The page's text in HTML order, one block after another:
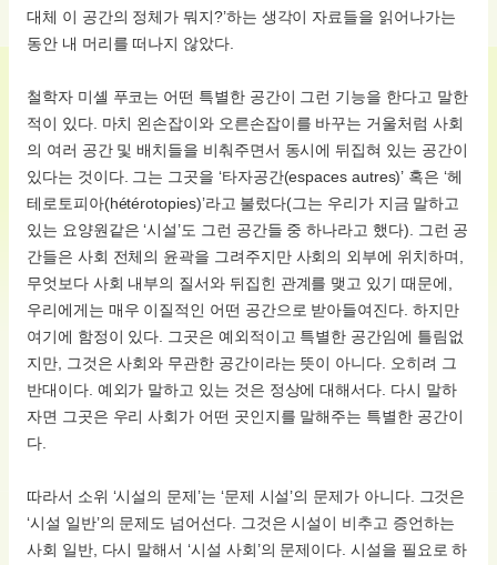
대체 이 공간의 정체가 뭐지?’하는 생각이 자료들을 읽어나가는
동안 내 머리를 떠나지 않았다.
철학자 미셸 푸코는 어떤 특별한 공간이 그런 기능을 한다고 말한
적이 있다. 마치 왼손잡이와 오른손잡이를 바꾸는 거울처럼 사회
의 여러 공간 및 배치들을 비춰주면서 동시에 뒤집혀 있는 공간이
있다는 것이다. 그는 그곳을 ‘타자공간(espaces autres)’ 혹은 ‘헤
테로토피아(hétérotopies)’라고 불렀다(그는 우리가 지금 말하고
있는 요양원같은 ‘시설’도 그런 공간들 중 하나라고 했다). 그런 공
간들은 사회 전체의 윤곽을 그려주지만 사회의 외부에 위치하며,
무엇보다 사회 내부의 질서와 뒤집힌 관계를 맺고 있기 때문에,
우리에게는 매우 이질적인 어떤 공간으로 받아들여진다. 하지만
여기에 함정이 있다. 그곳은 예외적이고 특별한 공간임에 틀림없
지만, 그것은 사회와 무관한 공간이라는 뜻이 아니다. 오히려 그
반대이다. 예외가 말하고 있는 것은 정상에 대해서다. 다시 말하
자면 그곳은 우리 사회가 어떤 곳인지를 말해주는 특별한 공간이
다.
따라서 소위 ‘시설의 문제’는 ‘문제 시설’의 문제가 아니다. 그것은
‘시설 일반’의 문제도 넘어선다. 그것은 시설이 비추고 증언하는
사회 일반, 다시 말해서 ‘시설 사회’의 문제이다. 시설을 필요로 하